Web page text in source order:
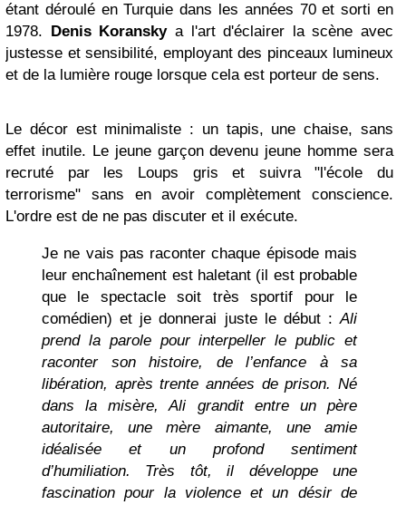
étant déroulé en Turquie dans les années 70 et sorti en
1978. Denis Koranskya l'art d'éclairer la scène avec
justesse et sensibilité, employant des pinceaux lumineux
et de la lumière rouge lorsque cela est porteur de sens.
Le décor est minimaliste : un tapis, une chaise, sans
effet inutile. Le jeune garçon devenu jeune homme sera
recruté par les Loups gris et suivra "l'école du
terrorisme" sans en avoir complètement conscience.
L'ordre est de ne pas discuter et il exécute.
Je ne vais pas raconter chaque épisode mais
leur enchaînement est haletant (il est probable
que le spectacle soit très sportif pour le
comédien) et je donnerai juste le début : Ali
prend la parole pour interpeller le public et
raconter son histoire, de l’enfance à sa
libération, après trente années de prison. Né
dans la misère, Ali grandit entre un père
autoritaire, une mère aimante, une amie
idéalisée et un profond sentiment
d’humiliation. Très tôt, il développe une
fascination pour la violence et un désir de